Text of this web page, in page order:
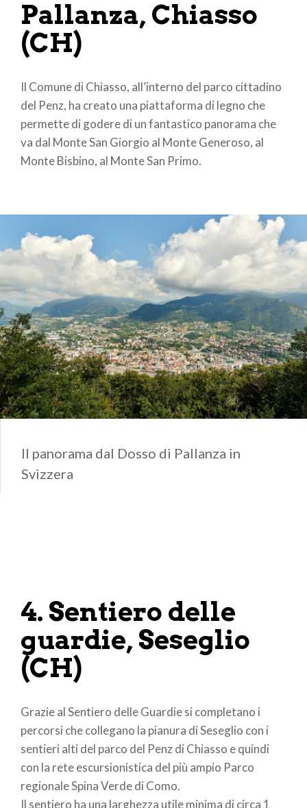
Pallanza, Chiasso
(CH)
Il Comune di Chiasso, all’interno del parco cittadino
del Penz, ha creato una piattaforma di legno che
permette di godere di un fantastico panorama che
va dal Monte San Giorgio al Monte Generoso, al
Monte Bisbino, al Monte San Primo.
Il panorama dal Dosso di Pallanza in
Svizzera
4. Sentiero delle
guardie, Seseglio
(CH)
Grazie al Sentiero delle Guardie si completano i
percorsi che collegano la pianura di Seseglio con i
sentieri alti del parco del Penz di Chiasso e quindi
con la rete escursionistica del più ampio Parco
regionale Spina Verde di Como.
Il sentiero ha una larghezza utile minima di circa 1